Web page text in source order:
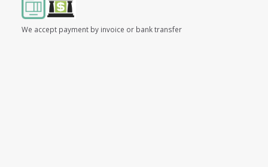
We accept payment by invoice or bank transfer